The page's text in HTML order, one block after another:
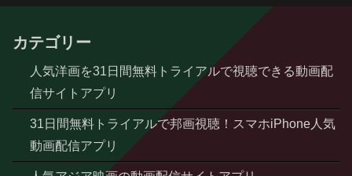
カテゴリー
人気洋画を31日間無料トライアルで視聴できる動画配
信サイトアプリ
31日間無料トライアルで邦画視聴！スマホiPhone人気
動画配信アプリ